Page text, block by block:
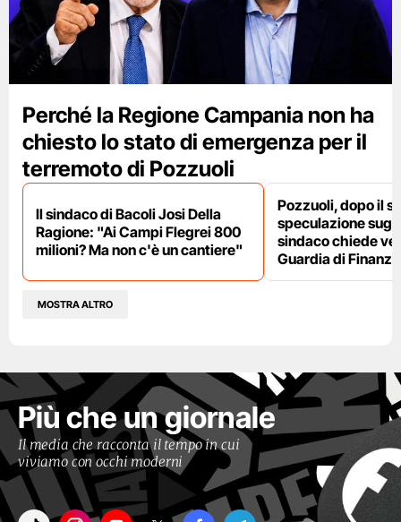
Perché la Regione Campania non ha
chiesto lo stato di emergenza per il
terremoto di Pozzuoli
Il sindaco di Bacoli Josi Della
Ragione: "Ai Campi Flegrei 800
milioni? Ma non c'è un cantiere"
Pozzuoli, dopo il
speculazione
sindaco chiede
Guardia di Finanza
MOSTRA ALTRO
Più che un giornale
Il media che racconta il tempo in cui
viviamo con occhi moderni